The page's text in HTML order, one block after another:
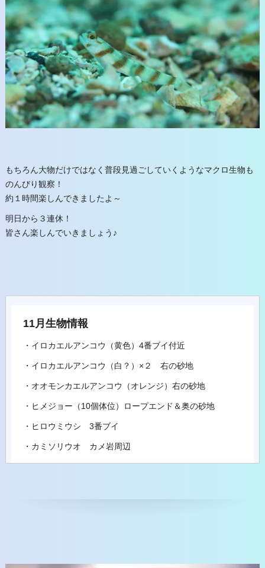
もちろん大物だけではなく普段見過ごしていくようなマクロ生物も
のんびり観察！
約１時間楽しんできましたよ～
明日から３連休！
皆さん楽しんでいきましょう♪
11月生物情報
・イロカエルアンコウ（黄色）4番ブイ付近
・イロカエルアンコウ（白？）×２ 右の砂地
・オオモンカエルアンコウ（オレンジ）右の砂地
・ヒメジョー（10個体位）ロープエンド＆奥の砂地
・ヒロウミウシ 3番ブイ
・カミソリウオ カメ岩周辺